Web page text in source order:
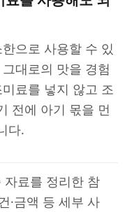
으로 사용할 수 있
대로의 맛을 경험
료를 넣지 않고 조
전에 아기 몫을 먼
다.
료를 정리한 참
·금액 등 세부 사